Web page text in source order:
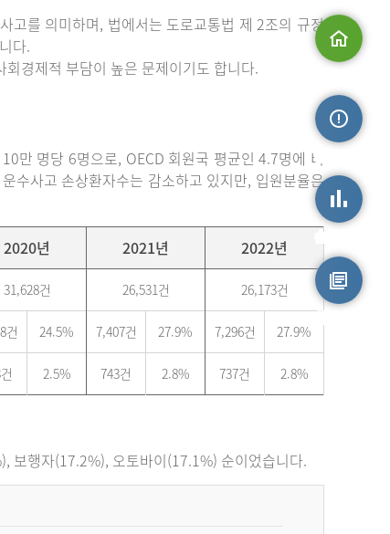
맵
고를 의미하며, 법에서는 도로교통법 제 2조의 규정
다.
경제적 부담이 높은 문제이기도 합니다.
만 명당 6명으로, OECD 회원국 평균인 4.7명에 비
수사고 손상환자수는 감소하고 있지만, 입원분율은
2020년 2021년 2022년
31,628건 26,531건 26,173건
건 24.5% 7,407건 27.9% 7,296건 27.9%
2.5% 743건 2.8% 737건 2.8%
보행자(17.2%), 오토바이(17.1%) 순이었습니다.
손상통계
원시자료